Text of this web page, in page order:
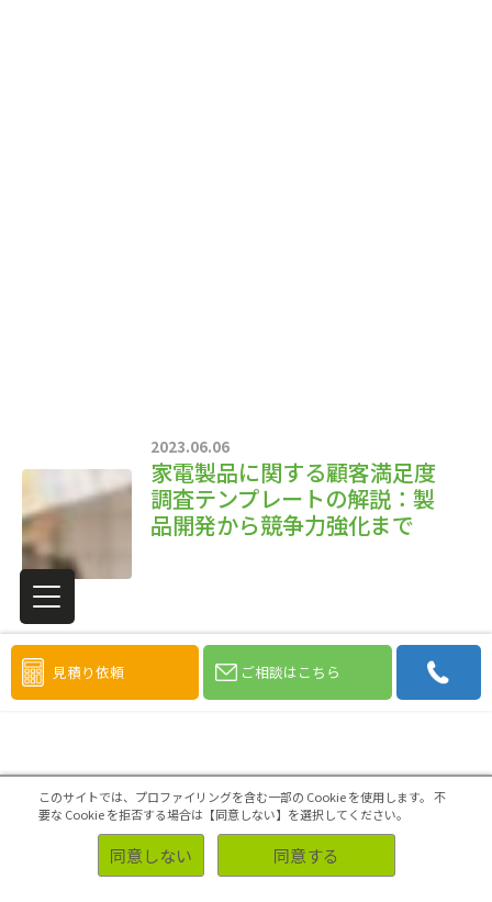
2023.06.06
家電製品に関する顧客満足度
調査テンプレートの解説：製
品開発から競争力強化まで
見積り依頼 ご相談はこちら
このサイトでは、プロファイリングを含む一部の Cookie を使用します。 不
要な Cookie を拒否する場合は【同意しない】を選択してください。
同意しない 同意する